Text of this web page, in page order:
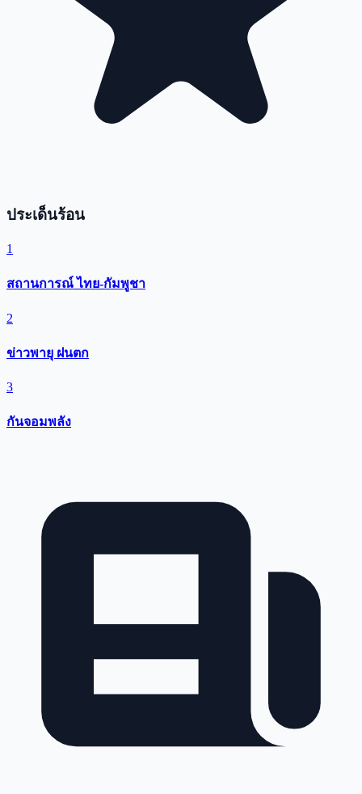
ประเด็นร้อน
1
สถานการณ์ ไทย-กัมพูชา
2
ข่าวพายุ ฝนตก
3
กันจอมพลัง